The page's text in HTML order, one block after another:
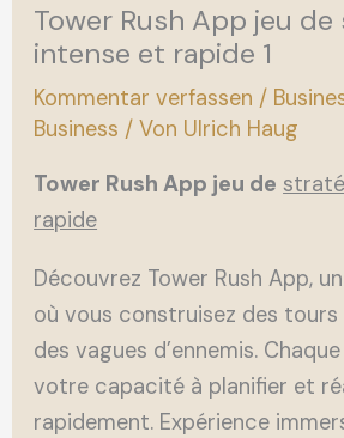
Tower Rush App jeu
intense et rapide 1
Kommentar verfassen /
Business / Von Ulrich Haug
Tower Rush App jeu de
rapide
Découvrez Tower Rush App,
où vous construisez des
des vagues d’ennemis.
votre capacité à planifier et
rapidement. Expérience